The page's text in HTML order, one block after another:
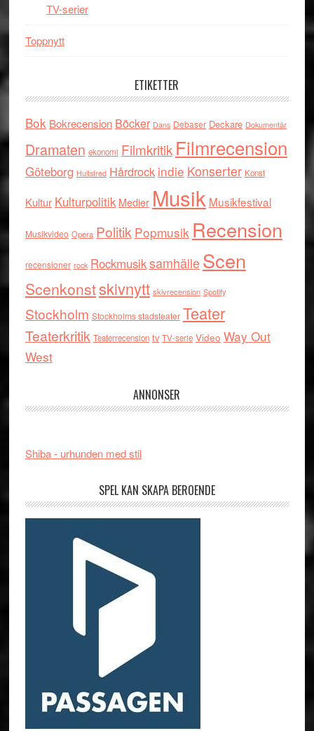
TV-serier
Toppnytt
ETIKETTER
Bok Bokrecension Böcker Dans Debaser Deckare Dokumentär
Dramaten ekonomi Filmkritik Filmrecension
Göteborg Hultsfred Hårdrock indie Konserter Konst
Kultur Kulturpolitik Medier Musik Musikfestival
Musikvideo Opera Politik Popmusik Recension
recensioner rock RockmusiksamhälleScen
Scenkonstskivnytt skivrecension Spotify
Stockholm Stockholms stadsteater Teater
Teaterkritik Teaterrecension tv TV-serie Video Way Out
West
ANNONSER
Shiba - urhunden med stil
SPEL KAN SKAPA BEROENDE